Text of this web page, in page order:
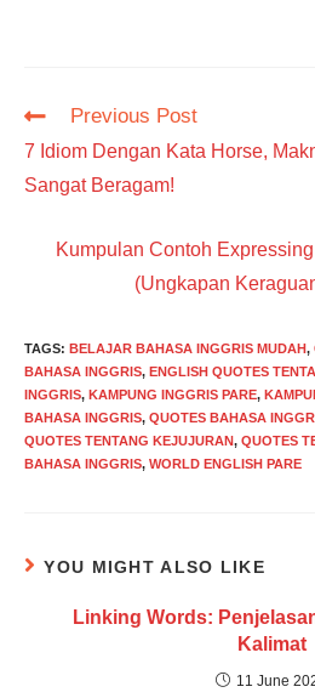
Read
articles
Previous Post
7 Idiom Dengan Kata Horse,
Sangat Beragam!
Kumpulan Contoh
(Ungkapan
TAGS: BELAJAR BAHASA INGGRIS MUDAH,
BAHASA INGGRIS, ENGLISH QUOTES
INGGRIS, KAMPUNG INGGRIS PARE,
BAHASA INGGRIS, QUOTES BAHASA
QUOTES TENTANG KEJUJURAN, QUOTES
BAHASA INGGRIS, WORLD ENGLISH PARE
YOU MIGHT ALSO LIKE
Linking Words:
Kalimat
11 June